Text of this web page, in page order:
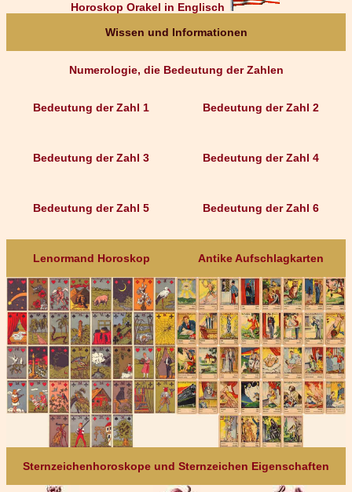
Horoskop Orakel in Englisch
Wissen und Informationen
Numerologie, die Bedeutung der Zahlen
Bedeutung der Zahl 1
Bedeutung der Zahl 3
Bedeutung der Zahl 5
Bedeutung der Zahl 2
Bedeutung der Zahl 4
Bedeutung der Zahl 6
Lenormand Horoskop Antike Aufschlagkarten
Sternzeichenhoroskope und Sternzeichen Eigenschaften